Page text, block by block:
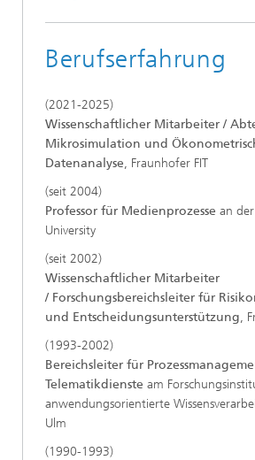
Berufserfahrung
(2021-2025)
Wissenschaftlicher Mitarbeiter /
Mikrosimulation und
Datenanalyse, Fraunhofer FIT
(seit 2004)
Professor für Medienprozesse an
University
(seit 2002)
Wissenschaftlicher Mitarbeiter
/ Forschungsbereichsleiter für
und Entscheidungsunterstützung,
(1993-2002)
Bereichsleiter für
Telematikdienste am
anwendungsorientierte
Ulm
(1990-1993)